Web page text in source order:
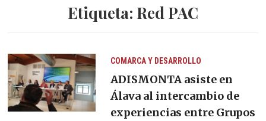
Etiqueta: Red PAC
COMARCA Y DESARROLLO
ADISMONTA asiste en
Álava al intercambio de
experiencias entre Grupos